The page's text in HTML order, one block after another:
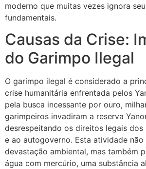
moderno que muitas vezes ignora
fundamentais.
Causas da Crise:
do Garimpo Ilegal
O garimpo ilegal é considerado a
crise humanitária enfrentada pelos
pela busca incessante por ouro,
garimpeiros invadiram a reserva
desrespeitando os direitos legais dos
e ao autogoverno. Esta atividade não
devastação ambiental, mas também
água com mercúrio, uma substância